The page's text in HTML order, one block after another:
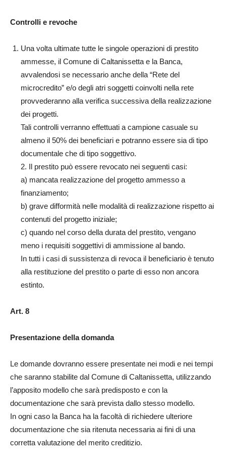
Controlli e revoche
Una volta ultimate tutte le singole operazioni di prestito
ammesse, il Comune di Caltanissetta e la Banca,
avvalendosi se necessario anche della “Rete del
microcredito” e/o degli atri soggetti coinvolti nella rete
provvederanno alla verifica successiva della realizzazione
dei progetti.
Tali controlli verranno effettuati a campione casuale su
almeno il 50% dei beneficiari e potranno essere sia di tipo
documentale che di tipo soggettivo.
2. Il prestito può essere revocato nei seguenti casi:
a) mancata realizzazione del progetto ammesso a
finanziamento;
b) grave difformità nelle modalità di realizzazione rispetto ai
contenuti del progetto iniziale;
c) quando nel corso della durata del prestito, vengano
meno i requisiti soggettivi di ammissione al bando.
In tutti i casi di sussistenza di revoca il beneficiario è tenuto
alla restituzione del prestito o parte di esso non ancora
estinto.
Art. 8
Presentazione della domanda
Le domande dovranno essere presentate nei modi e nei tempi
che saranno stabilite dal Comune di Caltanissetta, utilizzando
l’apposito modello che sarà predisposto e con la
documentazione che sarà prevista dallo stesso modello.
In ogni caso la Banca ha la facoltà di richiedere ulteriore
documentazione che sia ritenuta necessaria ai fini di una
corretta valutazione del merito creditizio.